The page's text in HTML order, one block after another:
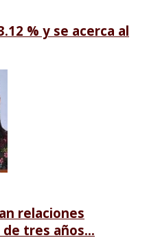
% y se acerca al
relaciones
tres años...